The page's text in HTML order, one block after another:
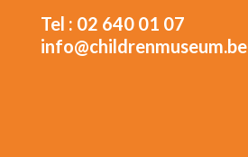
Tel : 02 640 01 07
info@childrenmuseum.be